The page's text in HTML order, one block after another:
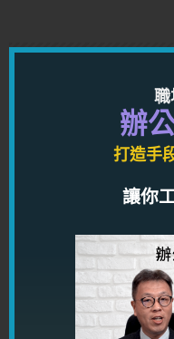
龍震天，玄學家，
版書籍超過三十本
為解碼學，男女感
理論，潛
職
辦
打造手
讓你